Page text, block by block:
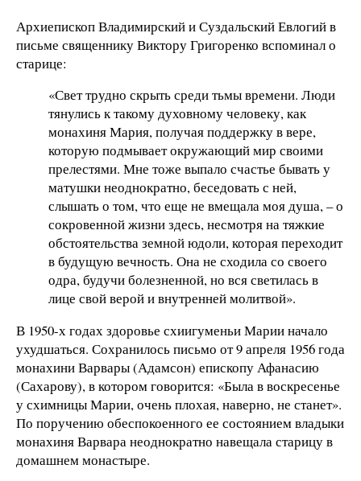
Архиепископ Владимирский и Суздальский Евлогий в
письме священнику Виктору Григоренко вспоминал о
старице:
«Свет трудно скрыть среди тьмы времени. Люди
тянулись к такому духовному человеку, как
монахиня Мария, получая поддержку в вере,
которую подмывает окружающий мир своими
прелестями. Мне тоже выпало счастье бывать у
матушки неоднократно, беседовать с ней,
слышать о том, что еще не вмещала моя душа, – о
сокровенной жизни здесь, несмотря на тяжкие
обстоятельства земной юдоли, которая переходит
в будущую вечность. Она не сходила со своего
одра, будучи болезненной, но вся светилась в
лице свой верой и внутренней молитвой».
В 1950-х годах здоровье схиигуменьи Марии начало
ухудшаться. Сохранилось письмо от 9 апреля 1956 года
монахини Варвары (Адамсон) епископу Афанасию
(Сахарову), в котором говорится: «Была в воскресенье
у схимницы Марии, очень плохая, наверно, не станет».
По поручению обеспокоенного ее состоянием владыки
монахиня Варвара неоднократно навещала старицу в
домашнем монастыре.